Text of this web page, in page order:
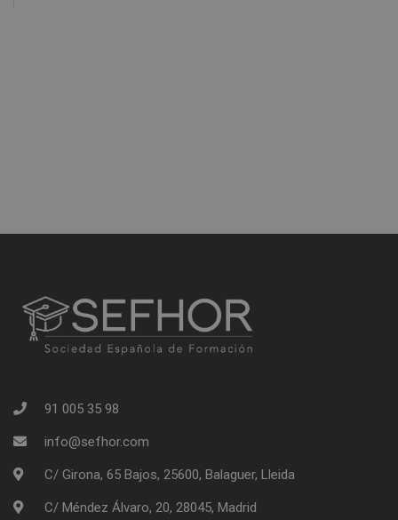
91 005 35 98
info@sefhor.com
C/ Girona, 65 Bajos, 25600, Balaguer, Lleida
C/ Méndez Álvaro, 20, 28045, Madrid